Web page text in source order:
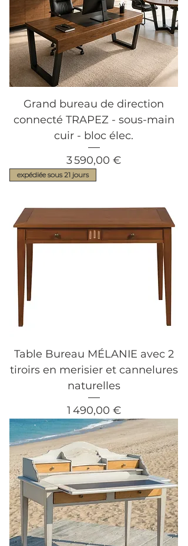
Grand bureau de direction
connecté TRAPEZ - sous-main
cuir - bloc élec.
Prix
3 590,00 €
expédiée sous 21 jours
Table Bureau MÉLANIE avec 2
tiroirs en merisier et cannelures
naturelles
Prix
1 490,00 €